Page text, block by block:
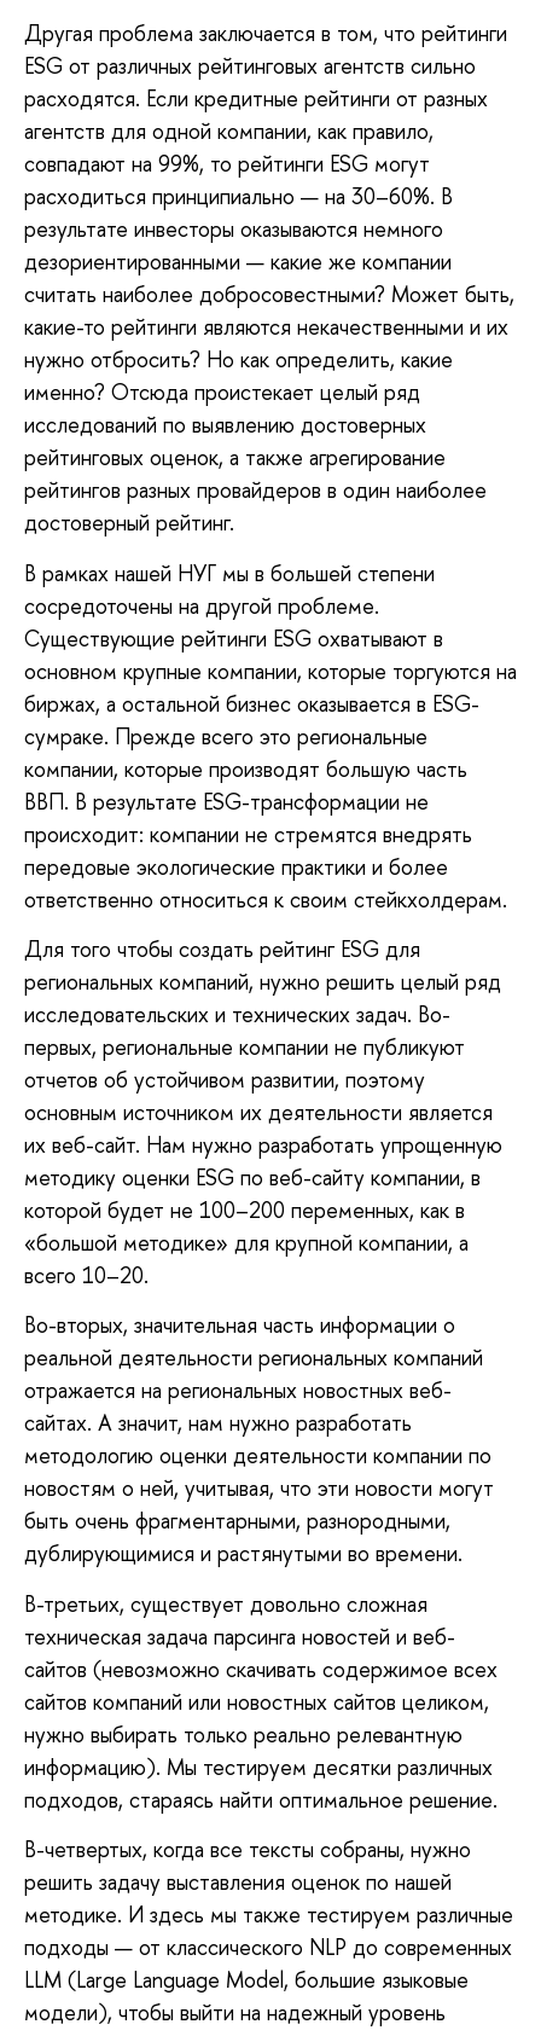
Другая проблема заключается в том, что рейтинги
ESG от различных рейтинговых агентств сильно
расходятся. Если кредитные рейтинги от разных
агентств для одной компании, как правило,
совпадают на 99%, то рейтинги ESG могут
расходиться принципиально — на 30–60%. В
результате инвесторы оказываются немного
дезориентированными — какие же компании
считать наиболее добросовестными? Может быть,
какие-то рейтинги являются некачественными и их
нужно отбросить? Но как определить, какие
именно? Отсюда проистекает целый ряд
исследований по выявлению достоверных
рейтинговых оценок, а также агрегирование
рейтингов разных провайдеров в один наиболее
достоверный рейтинг.
В рамках нашей НУГ мы в большей степени
сосредоточены на другой проблеме.
Существующие рейтинги ESG охватывают в
основном крупные компании, которые торгуются на
биржах, а остальной бизнес оказывается в ESG-
сумраке. Прежде всего это региональные
компании, которые производят большую часть
ВВП. В результате ESG-трансформации не
происходит: компании не стремятся внедрять
передовые экологические практики и более
ответственно относиться к своим стейкхолдерам.
Для того чтобы создать рейтинг ESG для
региональных компаний, нужно решить целый ряд
исследовательских и технических задач. Во-
первых, региональные компании не публикуют
отчетов об устойчивом развитии, поэтому
основным источником их деятельности является
их веб-сайт. Нам нужно разработать упрощенную
методику оценки ESG по веб-сайту компании, в
которой будет не 100–200 переменных, как в
«большой методике» для крупной компании, а
всего 10–20.
Во-вторых, значительная часть информации о
реальной деятельности региональных компаний
отражается на региональных новостных веб-
сайтах. А значит, нам нужно разработать
методологию оценки деятельности компании по
новостям о ней, учитывая, что эти новости могут
быть очень фрагментарными, разнородными,
дублирующимися и растянутыми во времени.
В-третьих, существует довольно сложная
техническая задача парсинга новостей и веб-
сайтов (невозможно скачивать содержимое всех
сайтов компаний или новостных сайтов целиком,
нужно выбирать только реально релевантную
информацию). Мы тестируем десятки различных
подходов, стараясь найти оптимальное решение.
В-четвертых, когда все тексты собраны, нужно
решить задачу выставления оценок по нашей
методике. И здесь мы также тестируем различные
подходы — от классического NLP до современных
LLM (Large Language Model, большие языковые
модели), чтобы выйти на надежный уровень